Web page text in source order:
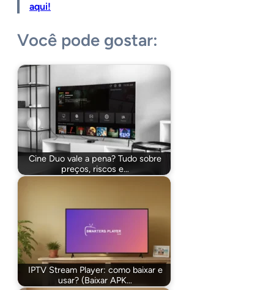
aqui!
Você pode gostar:
Cine Duo vale a pena? Tudo sobre
preços, riscos e…
IPTV Stream Player: como baixar e
usar? (Baixar APK…